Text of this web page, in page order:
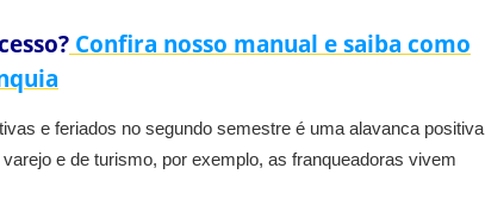
Confira nosso manual e saiba como
e feriados no segundo semestre é uma alavanca positiva
e de turismo, por exemplo, as franqueadoras vivem